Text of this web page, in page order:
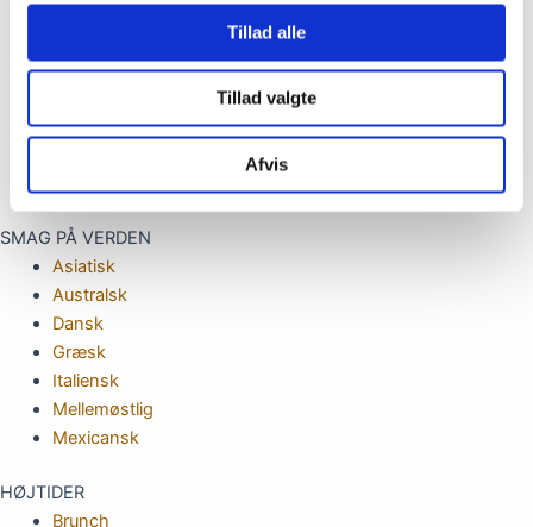
Tillad alle
Tillad valgte
Afvis
Simretter
Snacks
Suppe
SMAG PÅ VERDEN
Asiatisk
Australsk
Dansk
Græsk
Italiensk
Mellemøstlig
Mexicansk
HØJTIDER
Brunch